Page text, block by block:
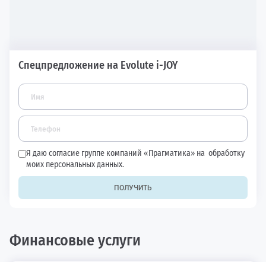
Спецпредложение на Evolute i-JOY
Я даю согласие группе компаний «Прагматика» на обработку
моих персональных данных.
ПОЛУЧИТЬ
Финансовые услуги